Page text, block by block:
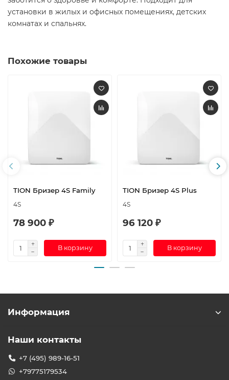
установки в жилых и офисных помещениях, детских
комнатах и спальнях.
Похожие товары
TION Бризер 4S Family
4S
78 900 ₽
В корзину
TION Бризер 4S Plus
4S
96 120 ₽
В корзину
Информация
Наши контакты
+7 (495) 989-16-51
+79775179534